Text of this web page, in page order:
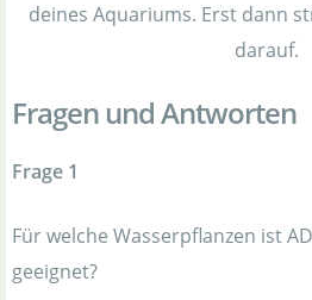
deines Aquariums. Erst dann
darauf.
Fragen und Antworten
Frage 1
Für welche Wasserpflanzen ist
geeignet?